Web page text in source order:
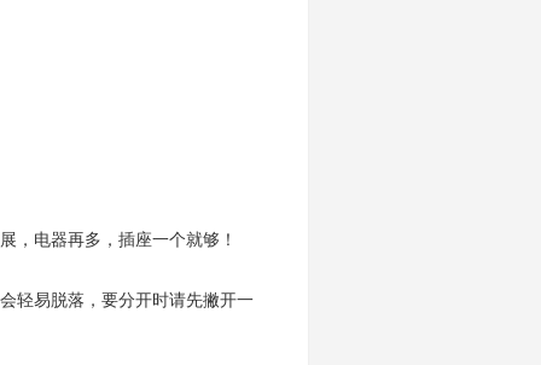
电器再多，插座一个就够！
轻易脱落，要分开时请先撇开一